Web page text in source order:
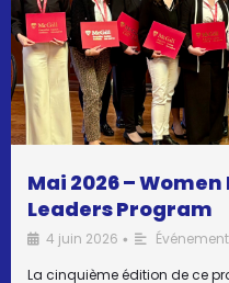
Mai 2026 –
Leaders Program
4 juin 2026 •
La cinquième édition de ce